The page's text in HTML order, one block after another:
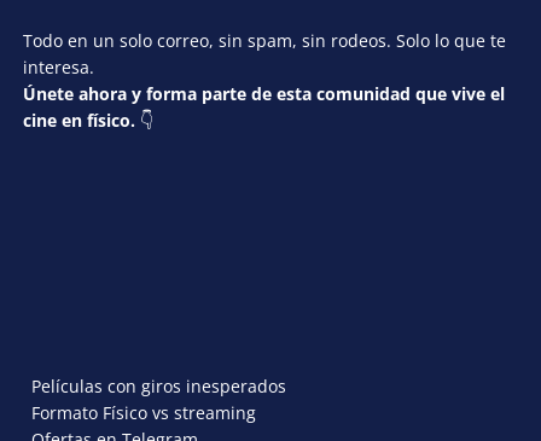
Todo en un solo correo, sin spam, sin rodeos. Solo lo que te
interesa.
Únete ahora y forma parte de esta comunidad que vive el
cine en físico. 👇
Películas con giros inesperados
Formato Físico vs streaming